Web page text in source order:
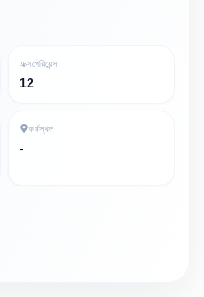
এক্সপেরিয়েন্স
12
কর্মস্থল
-